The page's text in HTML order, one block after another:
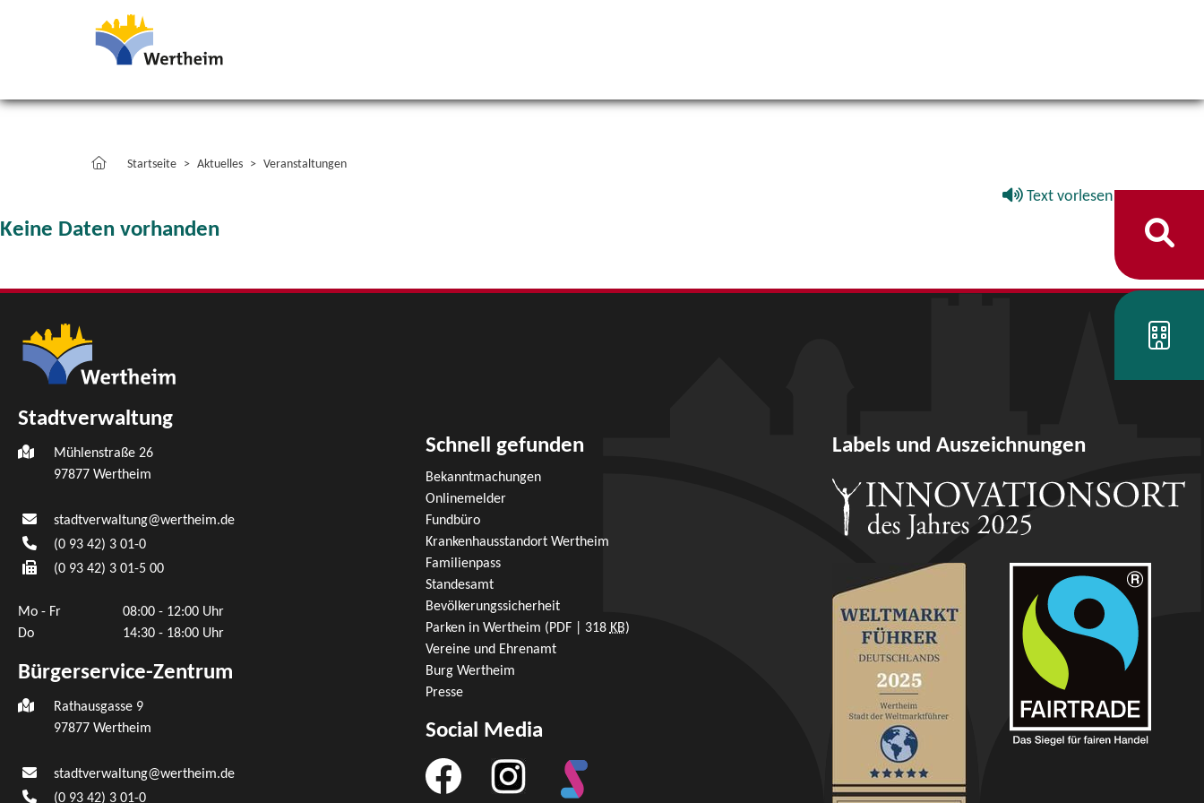
Startseite Aktuelles Veranstaltungen
Text vorlesen
Keine Daten vorhanden
Stadtverwaltung
Mühlenstraße 26
97877 Wertheim
stadtverwaltung@wertheim.de
(0 93 42) 3 01-0
(0 93 42) 3 01-5 00
Mo - Fr
08:00 - 12:00 Uhr
Do
14:30 - 18:00 Uhr
Bürgerservice-Zentrum
Rathausgasse 9
97877 Wertheim
stadtverwaltung@wertheim.de
(0 93 42) 3 01-0
Schnell gefunden
Bekanntmachungen
Onlinemelder
Fundbüro
Krankenhausstandort Wertheim
Familienpass
Standesamt
Bevölkerungssicherheit
Parken in Wertheim (PDF | 318 KB)
Vereine und Ehrenamt
Burg Wertheim
Presse
Social Media
Labels und Auszeichnungen